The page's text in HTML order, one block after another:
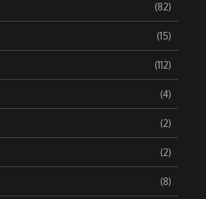
(82)
(15)
(112)
(4)
(2)
(2)
(8)